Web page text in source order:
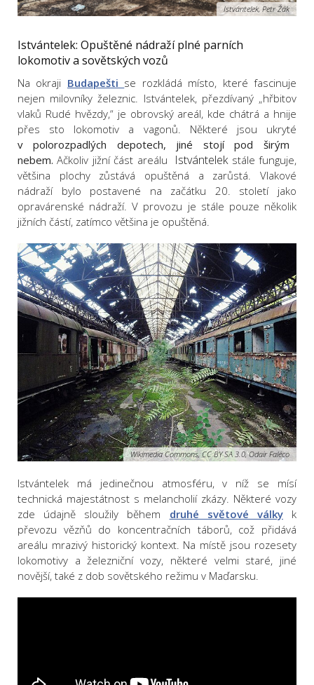
Istvántelek, Petr Žák
Istvántelek: Opuštěné nádraží plné parních
lokomotiv a sovětských vozů
Na okraji Budapešti se rozkládá místo, které fascinuje
nejen milovníky železnic. Istvántelek, přezdívaný „hřbitov
vlaků Rudé hvězdy,“ je obrovský areál, kde chátrá a hnije
přes sto lokomotiv a vagonů. Některé jsou ukryté
v polorozpadlých depotech, jiné stojí pod širým
nebem.Ačkoliv jižní část areálu Istvántelek stále funguje,
většina plochy zůstává opuštěná a zarůstá. Vlakové
nádraží bylo postavené na začátku 20. století jako
opravárenské nádraží. V provozu je stále pouze několik
jižních částí, zatímco většina je opuštěná.
Wikimedia Commons, CC BY SA 3.0, Odair Faléco
Istvántelek má jedinečnou atmosféru, v níž se mísí
technická majestátnost s melancholií zkázy. Některé vozy
zde údajně sloužily během druhé světové válkyk
převozu vězňů do koncentračních táborů, což přidává
areálu mrazivý historický kontext. Na místě jsou rozesety
lokomotivy a železniční vozy, některé velmi staré, jiné
novější, také z dob sovětského režimu v Maďarsku.